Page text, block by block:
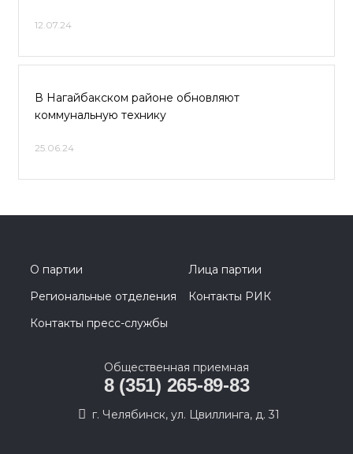
12.07.24
В Нагайбакском районе обновляют
коммунальную технику
25.06.24
О партии
Лица партии
Региональные отделения
Контакты РИК
Контакты пресс-службы
Общественная приемная
8 (351) 265-89-83
г. Челябинск, ул. Цвиллинга, д. 31